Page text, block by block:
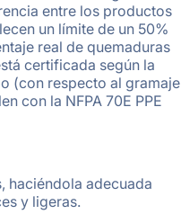
entre los productos
un límite de un 50%
real de quemaduras
certificada según la
(con respecto al gramaje
con la NFPA 70E PPE
haciéndola adecuada
y ligeras.